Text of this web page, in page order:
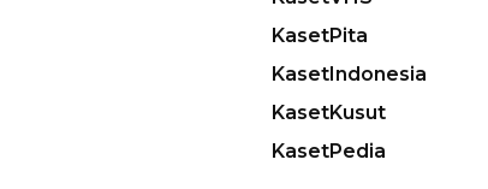
KasetPita
KasetIndonesia
KasetKusut
KasetPedia